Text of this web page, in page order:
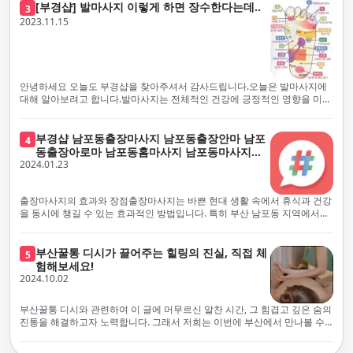
체보다는 부경샵과 같이 안전과 고객 편의를 최우선으로 생각하는 업체를
선택하는 것이 중요합니다.부산에서 러시아 홈케어를 전문으로 하는 부경샵
은, 항상 후불제로 운영하면서 청결과 안전을 가장 중요하게 여깁니다. 부산
에서 진정으로 즐거운 부산 러시아 홈케어 경험을 해보시길 바랍니다. 그렇
죠, 부경샵은 선입금을 요구하지 않아요. 부산 러시아 홈케어를 선택하기 전
에, 주의해야 할 사항들을 반드시 확인해 보세요. 선입금 관련 사기에는 항상
조심해야 합니다. 070으로 시작하는 인터넷 전화나 텔레그램 같은 메시지
앱에만 의존하는 업체는 특히 더 조심해 주세요. 이런 경우, 선입금을 하지
부경샵은 부산 출장 후불제 서비스를 모범적으로 운영하고 있으며, 명성을
악용하는 사기 업체로부터 발생할 수 있는 모든 부정행위와 간접적인 피해
를 방지하기 위해 노력하고 있어요. 만약 부경샵 을 사칭하며 선불 결제를 요
구하는 마사지 서비스를 발견하신다면, 그런 곳은 피하시고 저희에게 알려
주세요.부경샵에서는 모든 서비스가 관리사가 도착한 후에 결제하는 걸 기
본으로 해요. 부경샵은 부산에서 부산 러시아 홈케어를 전문으로 하며,
100% 후불제를 거래의 기본으로 삼고 있어요. 왜 부경샵이 특별한지 궁금하
시죠? 여기서만 느낄 수 있는 특별한 경험을 소개합니다! 부경샵과 함께라면
험을 제공해요. 준비하신 모든 것에 놀랄 준비를 하세요. 부경샵은 오랜 시간
동안 지역에서 최고의 출장업체가 되겠다는 하나의 신념으로 노력해 왔어
요.부경샵의 전통적인 서비스로, 단 한 순간도 낭비하지 않고 쌓인 피로를 풀
어드릴 거예요. 비가 오든 눈이 오든, 어디에 계시든 부경샵이 찾아가 도와드
릴게요. 부경샵의 서비스는 부산의 모든 곳, 집이든 모텔이든 호텔이든 오피
스텔이든 아파트든, 여러분을 위해 준비되어 있어요.부경샵 지역에서 가장
멀리까지 다니며, 편리함을 최우선으로 생각해요. 빠르고 효율적인 운영 시
프리미엄 부산 일본인 홈케어 경험을 제공하고자 현장에서 직접 깨끗하고
전문적으로 훈련된 관리사를 다수 보유하고 있음을 자랑스럽게 여깁니다.
현대 사회의 불확실성 속에서, 부경샵은 안전을 최우선으로 여기며, 이를 위
해 100% 후불제 시행은 물론, 코로나19 상황에서도 관리사들의 건강 진단
업체에 대해서는 경계하는 것이 중요합니다. 부경샵의 접근 방식과 정책은
인천에서의 안전하고 신뢰할 수 있는 고품질 마사지 경험을 집앞에서 제공
하기 위해 고안되었습니다. 부경샵은 부산 일본인 홈케어 서비스를 전문으
로 하며, 항상 고객님의 편의와 안전을 최우선으로 고려하여 후불제 시스템
거운 마사지 경험을 보장합니다. 부경샵의 서비스는 선입금 없이 이용 가능
한 부산 일본인 홈케어로, 선입금 요구 없이 서비스를 제공함으로써 고객님
의 신뢰를 최우선으로 합니다. 이용 전 주의사항을 꼼꼼히 확인하시고, 선입
금 사기로부터 자신을 보호하는 것이 중요합니다. 부산 일본인 홈케어 서비
스를 찾으실 때는 070으로 시작하는 인터넷 전화번호나 텔레그램과 같은 메
시징 플랫폼만을 이용하는 업체에 주의해야 합니다. 이러한 서비스는 선지
급 없이 이용할 수 있어야 하며, 부경샵은 이러한 걱정 없이 안전하고 신뢰할
수 있는 서비스를 제공합니다. 부경샵은 부산 일본인 홈케어 후불제의 모범
적인 피해가 발생하지 않도록 지속적으로 노력하고 있습니다. 부경샵을 사
칭하여 선불 결제를 요구하는 마사지 서비스에 대해서는 각별한 주의가 필
요합니다. '부경샵'은 관리사의 도착 이후에 결제가 이루어지는 후불제를
기본 원칙으로 하는 부산 일본인 홈케어 전문 업체입니다. 이 운영 방식은 고
객님의 신뢰를 최우선으로 여기며, 모든 코스에서 100% 후불제를 시행하고
있습니다. 왜 부경샵이 부산에서 특별한지, 그 이유를 알려드리겠습니다.
여기서는 단순한 부산 일본인 홈케어 서비스를 넘어서, 비교 불가한 경험을
3 [부경샵] 발마사지 이렇게 하면 장수한다는데..
2023.11.15
안녕하세요 오늘도 부경샵을 찾아주셔서 감사드립니다.오늘은 발마사지에
대해 알아보려고 합니다.발마사지는 전체적인 건강에 긍정적인 영향을 미칠
명하겠습니다.근육 이완과 피로 완화: 발마사지는 발 아치, 발가락, 발등 등
에 위치한 다양한 근육을 이완시키는 효과가 있습니다. 일상적인 활동이나
장시간의 서있는 자세로 인해 긴장된 발 근육을 느슨하게 만들어주어 편안
함을 제공합니다. 이는 근육의 유연성을 향상시키고 근육의 혈액순환을 촉
진하는 데 도움이 됩니다.혈액순환 개선: 발마사지는 혈액순환을 촉진하는
데 기여합니다. 마사지로 근육과 혈관이 이완되면 혈액이 더 원활하게 흐르
게 되어 세포와 조직에 산소와 영양소가 빠르게 공급됩니다. 이는 세포의 기
장된 근육과 신경을 완화시켜 스트레스를 감소시킵니다. 발에는 다양한 신
경과 결절이 모여있어, 발마사지를 통해 이를 자극함으로써 정신적인 편안
함을 제공하는데 도움이 됩니다. 이는 스트레스 호르몬의 감소와 함께 심신
의 안정을 촉진합니다.면역 시스템 강화: 정기적인 발마사지는 면역 시스템
의 활동을 촉진하여 감염 및 질병에 대한 저항력을 향상시킬 수 있습니다. 마
사지는 림프순환을 촉진하고 세포 배출물을 제거함으로써 면역 시스템을 지
원합니다.숙면 유도: 발마사지는 긴장된 근육과 신경을 완화시켜 수면에 도
4 부경샵 남포동출장마사지 남포동출장안마 남포
동출장아로마 남포동홈마사지 남포동마사지출
장
2024.01.23
출장마사지의 효과와 장점출장마사지는 바쁜 현대 생활 속에서 휴식과 건강
을 동시에 챙길 수 있는 효과적인 방법입니다. 특히 부산 남포동 지역에서
와 신체적, 정신적 피로를 효과적으로 완화합니다. 전문 마사지사의 숙련된
손길은 긴장된 근육을 이완시키고, 스트레스 호르몬 수치를 감소시켜 마음
의 안정을 가져다 줍니다. 이는 일상의 업무 효율성을 높이고, 전반적인 삶의
질을 향상시키는 데 기여합니다.근육 이완과 유연성 향상:꾸준한 출장마사
지는 근육의 긴장과 경직을 해소하고 유연성을 향상시킵니다. 이는 운동 성
능을 개선하고, 근골격계 문제 및 부상 예방에 도움이 됩니다. 또한, 규칙적
인 마사지는 자세 개선에도 긍정적인 영향을 미칩니다.혈액 순환 촉진과 신
5 부산꿀통 디시가 끌어주는 힐링의 진실, 직접 체
험해보세요!
2024.10.02
부산꿀통 디시와 관련하여 이 글에 머무르신 알찬 시간, 그 힘겹고 깊은 숨의
진통을 해결하고자 노력합니다. 그래서 저희는 이번에 부산에서 만나볼 수